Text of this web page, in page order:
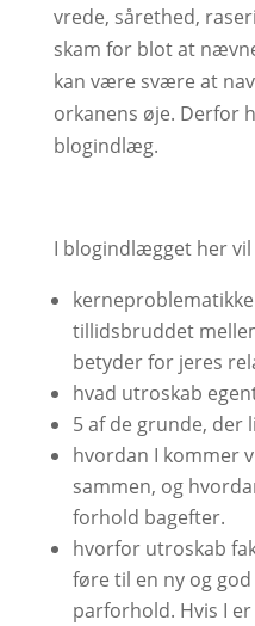
vrede, sårethed,
skam for blot at
kan være svære at
orkanens øje. Derfor
blogindlæg.
I blogindlægget her
tillidsbruddet
betyder for jeres
hvad utroskab
5 af de grunde, der
hvordan I kommer
sammen, og
forhold bagefter.
hvorfor utroskab
føre til en ny og
parforhold. Hvis I